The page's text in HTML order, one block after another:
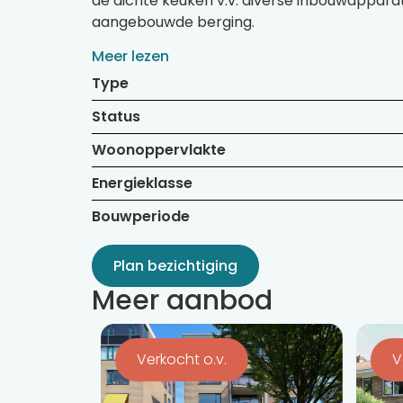
aangebouwde berging.
Meer lezen
Type
Status
Woonoppervlakte
Energieklasse
Bouwperiode
Plan bezichtiging
Meer aanbod
Bekijk
de
detail
pagina
Verkocht o.v.
Bekijk
de
detail
pagina